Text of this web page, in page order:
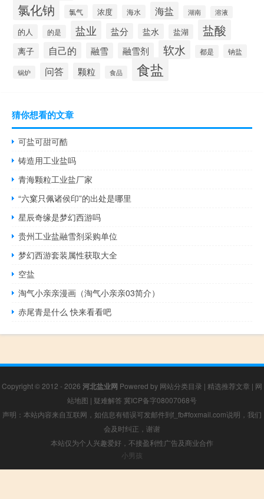
氯化钠 氯气 浓度 海水 海盐 湖南 溶液
的人 的是 盐业 盐分 盐水 盐湖 盐酸
离子 自己的 融雪 融雪剂 软水 都是 钠盐
锅炉 问答 颗粒 食品 食盐
猜你想看的文章
可盐可甜可酷
铸造用工业盐吗
青海颗粒工业盐厂家
“六窠只佩诸侯印”的出处是哪里
星辰奇缘是梦幻西游吗
贵州工业盐融雪剂采购单位
梦幻西游套装属性获取大全
空盐
淘气小亲亲漫画（淘气小亲亲03简介）
赤尾青是什么 快来看看吧
Copyright © 2012 - 2026 河北盐业网 Powered by 网站分类目录 | 精选推荐文章 | 网
站地图 | 疑难解答 冀ICP备字08007068号
声明：本站内容来自互联网，如信息有错误可发邮件到f_fb#foxmail.com说明，我们
会及时纠正，谢谢
本站仅为个人兴趣爱好，不接盈利性广告及商业合作
小男孩